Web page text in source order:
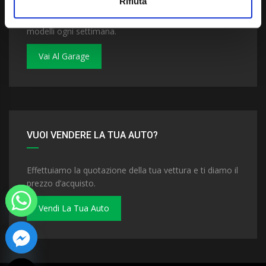
Dai un'occhiata al nostro garage. Troverai nuovi
modelli ogni settimana.
Vai Al Garage
VUOI VENDERE LA TUA AUTO?
Effettuiamo la quotazione della tua vettura e ti diamo il
prezzo d’acquisto.
Vendi La Tua Auto